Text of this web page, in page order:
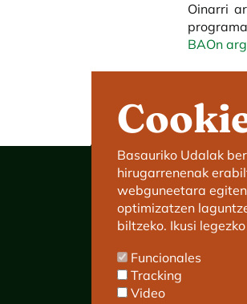
Oinarri
BAOn
Basauriko Udalak
hirugarrenenak
webguneetara
optimizatzen
biltzeko. Ikusi
Funcionales
Tracking
Video
C/ Kareaga Goikoa 52.
P.K.:48970 Basauri.
Tlfn.: 94 466 63 00